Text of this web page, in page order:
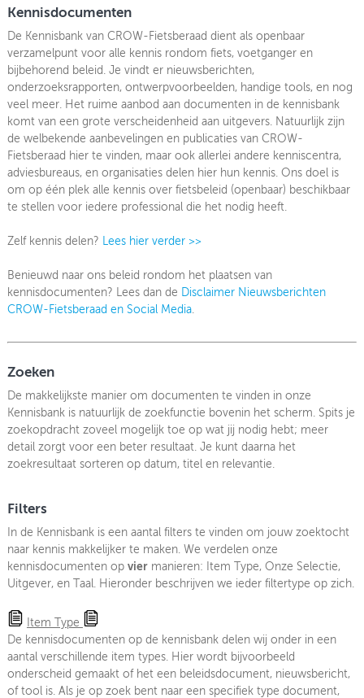
OVER FIETSBERAAD
THEMASITES
MIJN PROFIEL
GEBRUIKER
Kennisdocumenten
De Kennisbank van CROW-Fietsberaad dient als openbaar
verzamelpunt voor alle kennis rondom fiets, voetganger en
bijbehorend beleid. Je vindt er nieuwsberichten,
onderzoeksrapporten, ontwerpvoorbeelden, handige tools, en nog
veel meer. Het ruime aanbod aan documenten in de kennisbank
komt van een grote verscheidenheid aan uitgevers. Natuurlijk zijn
de welbekende aanbevelingen en publicaties van CROW-
Fietsberaad hier te vinden, maar ook allerlei andere kenniscentra,
adviesbureaus, en organisaties delen hier hun kennis. Ons doel is
om op één plek alle kennis over fietsbeleid (openbaar) beschikbaar
te stellen voor iedere professional die het nodig heeft.
Zelf kennis delen? Lees hier verder >>
Benieuwd naar ons beleid rondom het plaatsen van
kennisdocumenten? Lees dan de Disclaimer Nieuwsberichten
CROW-Fietsberaad en Social Media.
Zoeken
De makkelijkste manier om documenten te vinden in onze
Kennisbank is natuurlijk de zoekfunctie bovenin het scherm. Spits je
zoekopdracht zoveel mogelijk toe op wat jij nodig hebt; meer
detail zorgt voor een beter resultaat. Je kunt daarna het
zoekresultaat sorteren op datum, titel en relevantie.
Filters
In de Kennisbank is een aantal filters te vinden om jouw zoektocht
naar kennis makkelijker te maken. We verdelen onze
kennisdocumenten op viermanieren: Item Type, Onze Selectie,
Uitgever, en Taal. Hieronder beschrijven we ieder filtertype op zich.
Item Type
De kennisdocumenten op de kennisbank delen wij onder in een
aantal verschillende item types. Hier wordt bijvoorbeeld
onderscheid gemaakt of het een beleidsdocument, nieuwsbericht,
of tool is. Als je op zoek bent naar een specifiek type document,